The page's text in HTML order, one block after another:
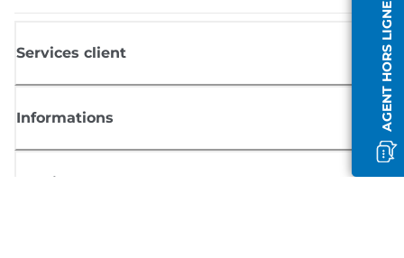
AGENT HORS LIGNE
Services client
Informations
Boutique